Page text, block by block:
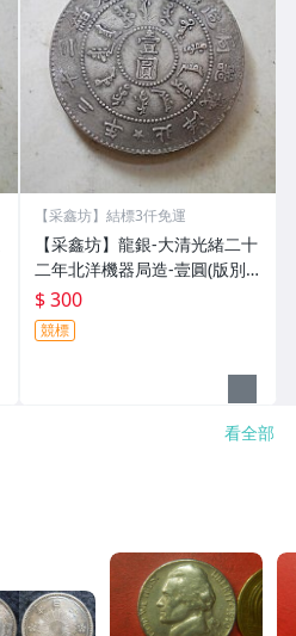
【采鑫坊】結標3仟免運
【采鑫坊】龍銀-大清光緒二十
二年北洋機器局造-壹圓(版別:
圓眼龍版)~
$ 300
競標
看全部